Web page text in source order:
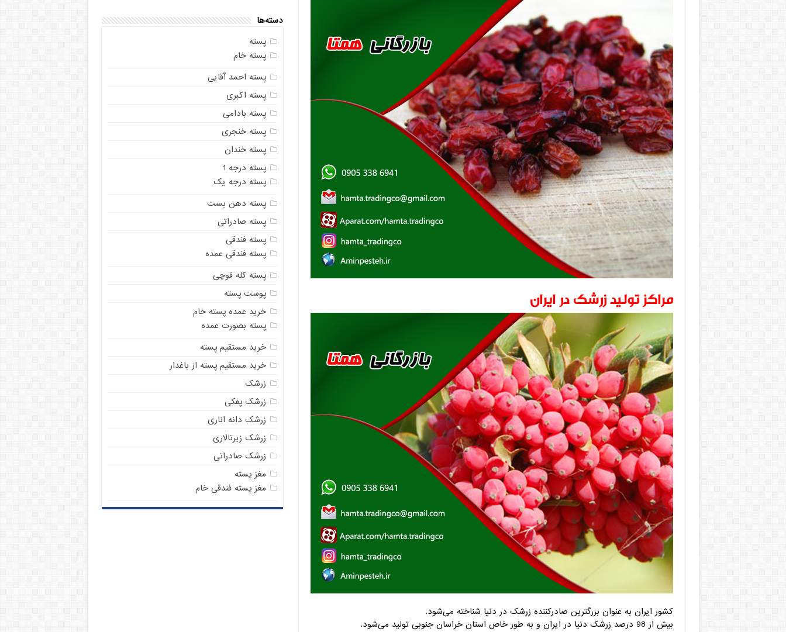
مراکز تولید زرشک در ایران
کشور ایران به عنوان بزرگترین صادرکننده زرشک در دنیا شناخته می‌شود.
بیش از 98 درصد زرشک دنیا در ایران و به طور خاص استان خراسان جنوبی تولید می‌شود.
دسته‌ها
پسته
پسته خام
پسته احمد آقایی
پسته اکبری
پسته بادامی
پسته خنجری
پسته خندان
پسته درجه 1
پسته درجه یک
پسته دهن بست
پسته صادراتی
پسته فندقی
پسته فندقی عمده
پسته کله قوچی
پوست پسته
خرید عمده پسته خام
پسته بصورت عمده
خرید مستقیم پسته
خرید مستقیم پسته از باغدار
زرشک
زرشک پفکی
زرشک دانه اناری
زرشک زیرتالاری
زرشک صادراتی
مغز پسته
مغز پسته فندقی خام